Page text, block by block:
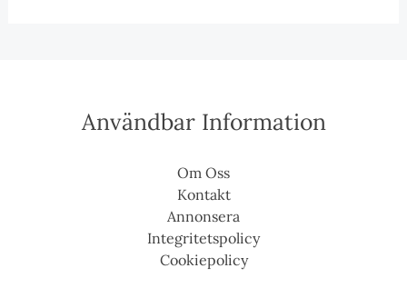
Användbar Information
Om Oss
Kontakt
Annonsera
Integritetspolicy
Cookiepolicy